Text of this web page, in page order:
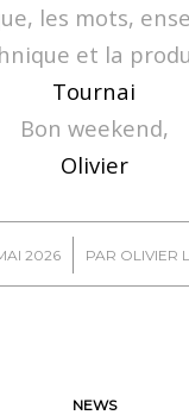
les mots,
et la
Tournai
Bon weekend,
Olivier
2026 PAR OLIVIER
NEWS